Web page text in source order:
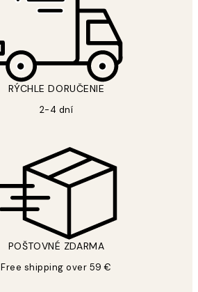
RÝCHLE DORUČENIE
2-4 dní
POŠTOVNÉ ZDARMA
Free shipping over 59 €